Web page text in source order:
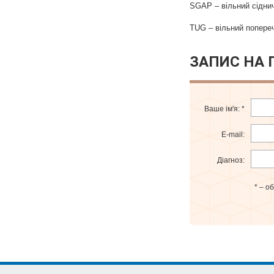
SGAP –
TUG – вільний
ЗАПИС НА
Ваше ім'я: *
E-mail:
Діагноз:
* –